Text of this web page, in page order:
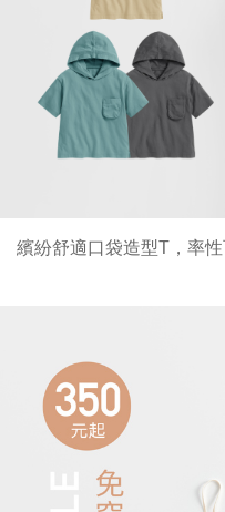
繽紛舒適口袋造型T，率